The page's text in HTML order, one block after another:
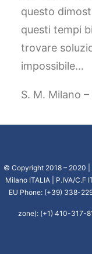
questo
questi tempi
trovare
impossibile…
S. M. Milano –
© Copyright 2018 – 2020 |
Milano ITALIA | P.IVA/C.F
EU Phone: (+39) 338-
zone): (+1) 410-317-